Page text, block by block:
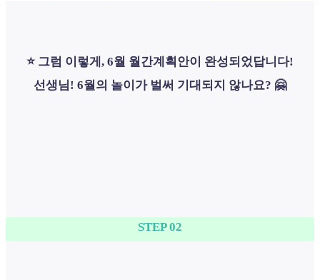
⭐ 그럼 이렇게, 6월 월간계획안이 완성되었답니다!
선생님! 6월의 놀이가 벌써 기대되지 않나요? 🤗
STEP 02